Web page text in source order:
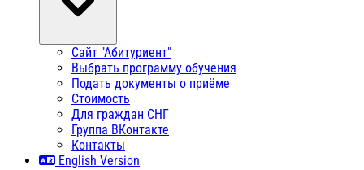
Сайт "Абитуриент"
Выбрать программу обучения
Подать документы о приёме
Стоимость
Для граждан СНГ
Группа ВКонтакте
Контакты
English Version